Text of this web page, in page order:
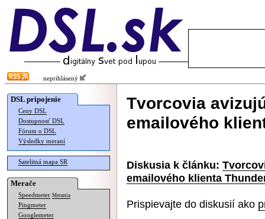
neprihlásený
DSL pripojenie
Ceny DSL
Dostupnosť DSL
Fórum o DSL
Výsledky meraní
Satelitná mapa SR
Merače
Speedmeter Merania
Pingmeter
Googlemeter
Tvorcovia
emailového
Diskusia k článku:
emailového klienta
Prispievajte do diskusií ako